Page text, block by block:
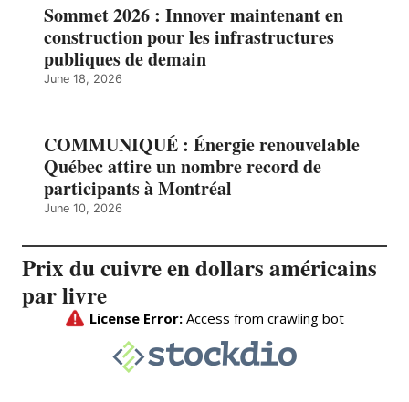
Sommet 2026 : Innover maintenant en
construction pour les infrastructures
publiques de demain
June 18, 2026
COMMUNIQUÉ : Énergie renouvelable
Québec attire un nombre record de
participants à Montréal
June 10, 2026
Prix du cuivre en dollars américains
par livre